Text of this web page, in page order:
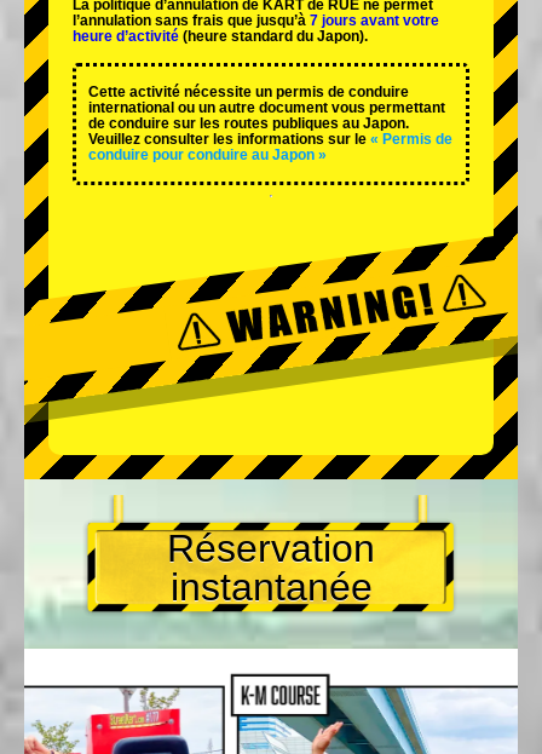
La politique d’annulation de KART de RUE ne permet
l’annulation sans frais que jusqu’à 7 jours avant votre
heure d’activité (heure standard du Japon).
Cette activité nécessite un permis de conduire
international ou un autre document vous permettant
de conduire sur les routes publiques au Japon.
Veuillez consulter les informations sur le « Permis de
conduire pour conduire au Japon »
Réservation
instantanée